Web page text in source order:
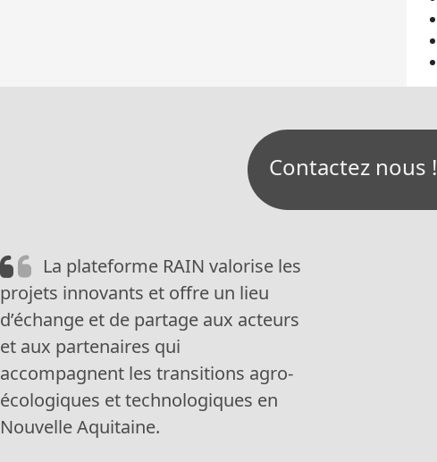
Contactez nous !
La plateforme RAIN valorise les
projets innovants et offre un lieu
d’échange et de partage aux acteurs
et aux partenaires qui
accompagnent les transitions agro-
écologiques et technologiques en
Nouvelle Aquitaine.